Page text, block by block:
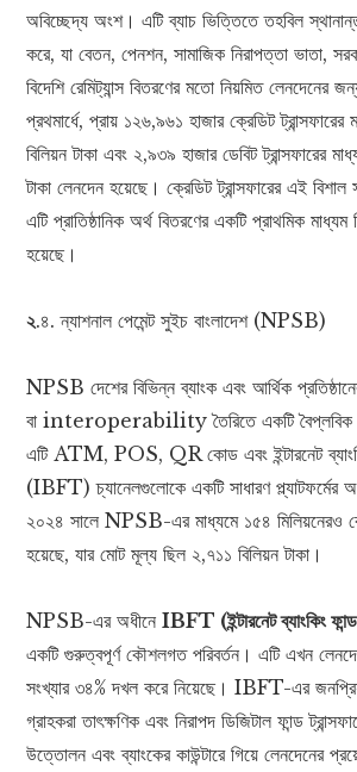
অবিচ্ছেদ্য অংশ। এটি ব্যাচ ভিত্তিতে তহবিল
করে, যা বেতন, পেনশন, সামাজিক নিরাপত্তা ভাতা,
বিদেশি রেমিট্যান্স বিতরণের মতো নিয়মিত
প্রথমার্ধে, প্রায় ১২৬,৯৬১ হাজার ক্রেডিট
বিলিয়ন টাকা এবং ২,৯৩৯ হাজার ডেবিট ট্রান্সফারের
টাকা লেনদেন হয়েছে। ক্রেডিট ট্রান্সফারের এই বিশাল
এটি প্রাতিষ্ঠানিক অর্থ বিতরণের একটি প্রাথমিক মাধ্যম
হয়েছে।
২.৪. ন্যাশনাল পেমেন্ট সুইচ বাংলাদেশ (NPSB)
NPSB দেশের বিভিন্ন ব্যাংক এবং আর্থিক
বা interoperability তৈরিতে একটি বৈপ্লবিক
এটি ATM, POS, QR কোড এবং ইন্টারনেট
(IBFT) চ্যানেলগুলোকে একটি সাধারণ প্ল্যাটফর্মের
২০২৪ সালে NPSB-এর মাধ্যমে ১৫৪ মিলিয়নেরও
হয়েছে, যার মোট মূল্য ছিল ২,৭১১ বিলিয়ন টাকা।
NPSB-এর অধীনেIBFT (ইন্টারনেট ব্যাংকিং ফান্ড
একটি গুরুত্বপূর্ণ কৌশলগত পরিবর্তন। এটি এখন
সংখ্যার ৩৪% দখল করে নিয়েছে। IBFT-এর
গ্রাহকরা তাৎক্ষণিক এবং নিরাপদ ডিজিটাল ফান্ড
উত্তোলন এবং ব্যাংকের কাউন্টারে গিয়ে লেনদেনের